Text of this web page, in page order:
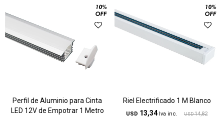
Perfil de Aluminio para Cinta
LED 12V de Empotrar 1 Metro
Riel Electrificado 1 M Blanco
USD 13,34 USD 14,82